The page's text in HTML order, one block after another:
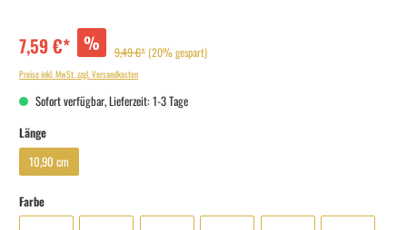
7,59 €* % 9,49 €* (20% gespart)
Preise inkl. MwSt. zzgl. Versandkosten
Sofort verfügbar, Lieferzeit: 1-3 Tage
Länge
10,90 cm
Farbe